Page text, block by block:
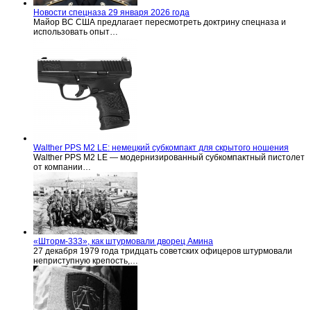
Новости спецназа 29 января 2026 года
Майор ВС США предлагает пересмотреть доктрину спецназа и
использовать опыт…
Walther PPS M2 LE: немецкий субкомпакт для скрытого ношения
Walther PPS M2 LE — модернизированный субкомпактный пистолет
от компании…
«Шторм-333», как штурмовали дворец Амина
27 декабря 1979 года тридцать советских офицеров штурмовали
неприступную крепость,…